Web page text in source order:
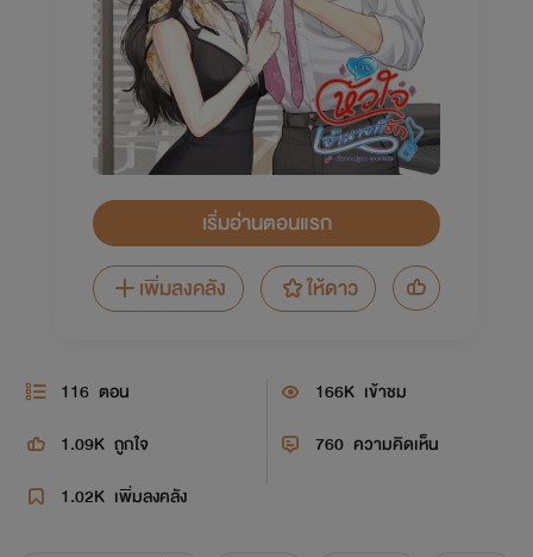
เริ่มอ่านตอนแรก
เพิ่มลงคลัง
ให้ดาว
116 ตอน 166K เข้าชม
1.09K ถูกใจ 760 ความคิดเห็น
1.02K เพิ่มลงคลัง